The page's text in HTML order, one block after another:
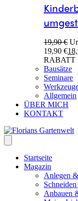
19,90€
19,90 €
RABATT
Bausätze
Seminare
Allgemein
ÜBER MICH
KONTAKT
Startseite
Magazin
Anlegen
Anbauen